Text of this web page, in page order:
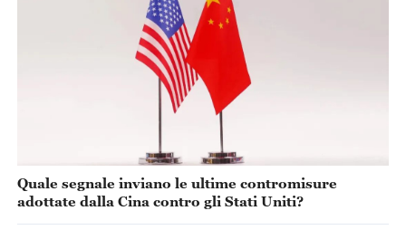
Quale segnale inviano le ultime contromisure
adottate dalla Cina contro gli Stati Uniti?